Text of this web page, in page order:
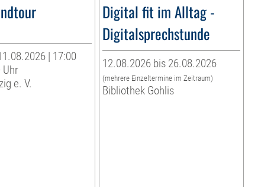
| 17:00
Uhr
e. V.
Digital fit im Alltag -
Digitalsprechstunde
12.08.2026 bis 26.08.2026
(mehrere Einzeltermine im Zeitraum)
Bibliothek Gohlis